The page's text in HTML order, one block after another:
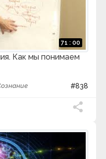
71 : 00
Как мы понимаем
#838